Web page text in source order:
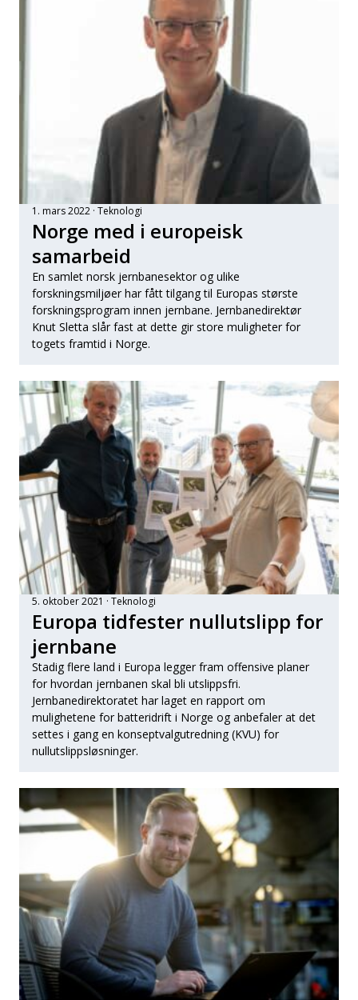
1. mars 2022 Teknologi
Norge med i europeisk
samarbeid
En samlet norsk jernbanesektor og ulike
forskningsmiljøer har fått tilgang til Europas største
forskningsprogram innen jernbane. Jernbanedirektør
Knut Sletta slår fast at dette gir store muligheter for
togets framtid i Norge.
5. oktober 2021 Teknologi
Europa tidfester nullutslipp for
jernbane
Stadig flere land i Europa legger fram offensive planer
for hvordan jernbanen skal bli utslippsfri.
Jernbanedirektoratet har laget en rapport om
mulighetene for batteridrift i Norge og anbefaler at det
settes i gang en konseptvalgutredning (KVU) for
nullutslippsløsninger.